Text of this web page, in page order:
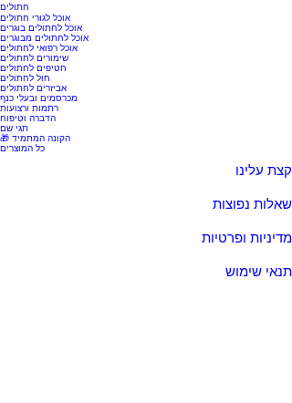
חתולים
אוכל לגורי חתולים
אוכל לחתולים בוגרים
אוכל לחתולים מבוגרים
אוכל רפואי לחתולים
שימורים לחתולים
חטיפים לחתולים
חול לחתולים
אביזרים לחתולים
מכרסמים ובעלי כנף
רתמות ורצועות
הדברה וטיפוח
תגי שם
🎁 הקונה המתמיד
כל המוצרים
קצת עלינו
שאלות נפוצות
מדיניות ופרטיות
תנאי שימוש